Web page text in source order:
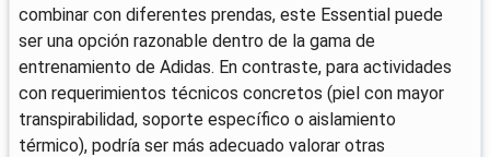
combinar con diferentes prendas, este Essential puede
ser una opción razonable dentro de la gama de
entrenamiento de Adidas. En contraste, para actividades
con requerimientos técnicos concretos (piel con mayor
transpirabilidad, soporte específico o aislamiento
térmico), podría ser más adecuado valorar otras